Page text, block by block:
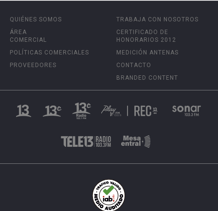
QUIÉNES SOMOS
ÁREA
COMERCIAL
POLÍTICAS COMERCIALES
PROVEEDORES
TRABAJA CON NOSOTROS
CERTIFICADO DE
HONORARIOS 2012
MEDICIÓN ANTENAS
CONTACTO
BRANDED CONTENT